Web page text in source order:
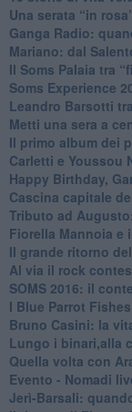
​Una serata “in
Ganga Radio:
Mariano: dal
​Il Soms Palaia tra
Soms Experience
​Leandro Barsotti
​Metti una sera a
​Il primo album dei
Carletti e Youssou
Happy Birthday,
​Cascina capitale
Tributo ad
​Fiorella Mannoia e
Il grande ritorno
​Al via il rock
​SOMS 2016: il
I Blue Parrot
Bruno Casini: la
​Lungo i binari,alla
​Quella volta con
​Evento - Nomadi
Jerì-Barsali: